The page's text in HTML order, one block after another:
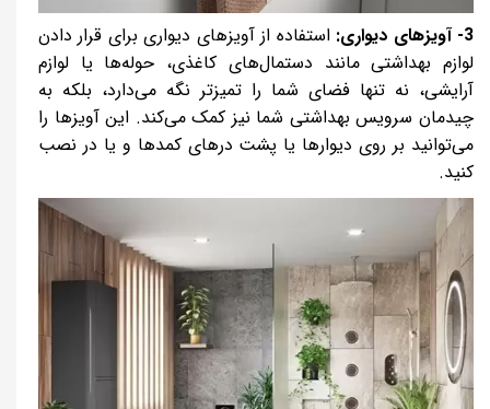
3- آویزهای دیواری:
استفاده از آویزهای دیواری برای قرار دادن
لوازم بهداشتی مانند دستمال‌های کاغذی، حوله‌ها یا لوازم
آرایشی، نه تنها فضای شما را تمیزتر نگه می‌دارد، بلکه به
چیدمان سرویس بهداشتی شما نیز کمک می‌کند. این آویزها را
می‌توانید بر روی دیوارها یا پشت درهای کمد‌ها و یا در نصب
کنید.